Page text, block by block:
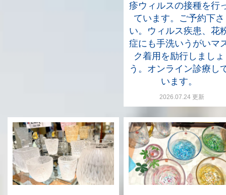
疹ウィルスの接種を行
ています。ご予約下さ
い。ウィルス疾患、花
症にも手洗いうがいマ
ク着用を励行しましょ
う。オンライン診療し
います。
2026.07.24 更新